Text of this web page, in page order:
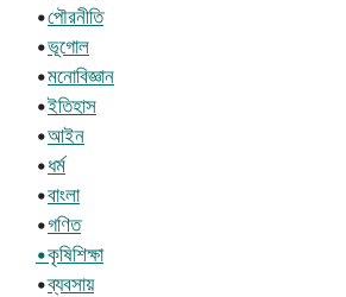
•পৌরনীতি
•ভূগোল
•মনোবিজ্ঞান
•ইতিহাস
•আইন
•ধর্ম
•বাংলা
•গণিত
•কৃষিশিক্ষা
•ব্যবসায়